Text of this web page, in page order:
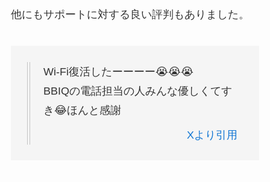
他にもサポートに対する良い評判もありました。
Wi-Fi復活したーーーー😭😭😭
BBIQの電話担当の人みんな優しくてす
き😂ほんと感謝
Xより引用